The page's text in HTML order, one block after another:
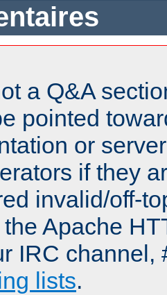
a Q&A
pointed
or
if they
invalid/off-
Apache
IRC channel,
lists.